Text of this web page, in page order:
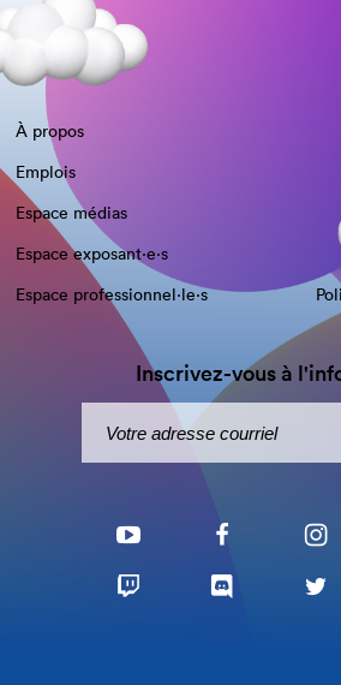
À propos
Emplois
Espace médias
Espace exposant·e⋅s
Espace professionnel·le⋅s
Inscrivez-vous à